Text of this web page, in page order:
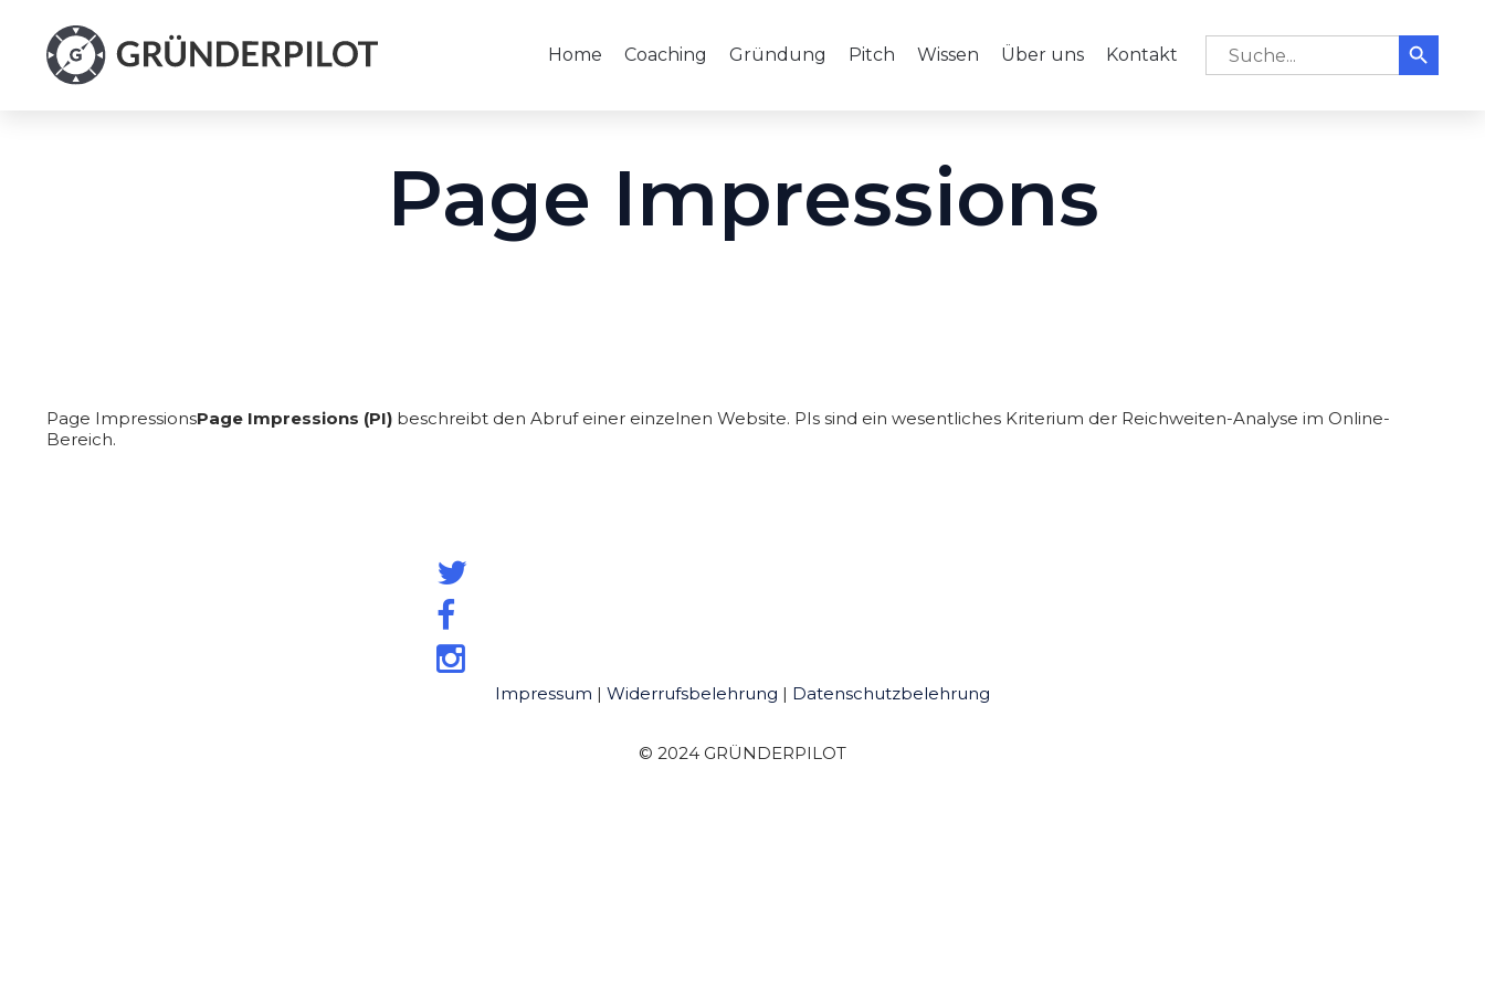
Skip
content
Home Coaching Gründung Pitch Wissen Über uns Kontakt
Search for: Search
Page Impressions
Page ImpressionsPage Impressions (PI) beschreibt den Abruf einer einzelnen Website. PIs sind ein wesentliches Kriterium der Reichweiten-Analyse im Online-
Bereich.
Impressum | Widerrufsbelehrung | Datenschutzbelehrung
© 2024 GRÜNDERPILOT